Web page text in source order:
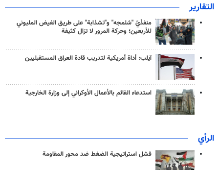
التقارير
منفذَيّ "شلمجه" و"تشذابة" على طريق الفيض المليوني
للأربعين؛ وحركة المرور لا تزال كثيفة
آيلب: أداة أمريكية لتدريب قادة العراق المستقبليين
استدعاء القائم بالأعمال الأوكراني إلى وزارة الخارجية
الرأي
فشل استراتيجية الضغط ضد محور المقاومة